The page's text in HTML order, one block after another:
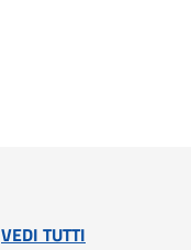
VEDI TUTTI